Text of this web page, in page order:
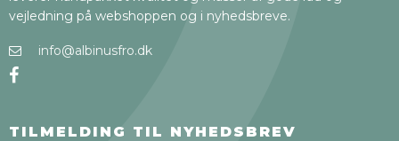
vejledning på webshoppen og i nyhedsbreve.
info@albinusfro.dk
TILMELDING TIL NYHEDSBREV